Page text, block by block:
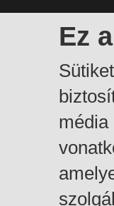
Ez
média